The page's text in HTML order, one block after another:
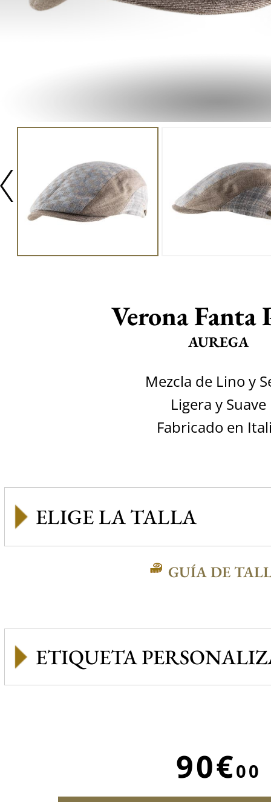
Verona Fanta
AUREGA
Mezcla de Lino y
Ligera y Suave
Fabricado en
GUÍA DE
ETIQUETA
90€00